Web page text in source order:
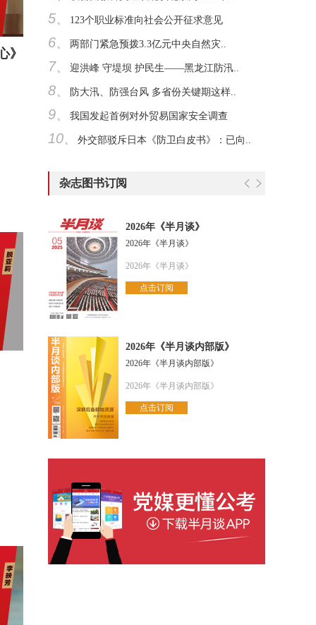
》
5、 123个职业标准向社会公开征求意见
6、 两部门紧急预拨3.3亿元中央自然灾..
7、 迎洪峰 守堤坝 护民生——黑龙江防汛..
8、 防大汛、防强台风 多省份关键期这样..
9、 我国发起首例对外贸易国家安全调查
10、 外交部驳斥日本《防卫白皮书》：已向..
杂志图书订阅
2026年《半月谈》
2026年《半月谈》
2026年《半月谈》
点击订阅
2026年《半月谈内部版》
2026年《半月谈内部版》
2026年《半月谈内部版》
点击订阅